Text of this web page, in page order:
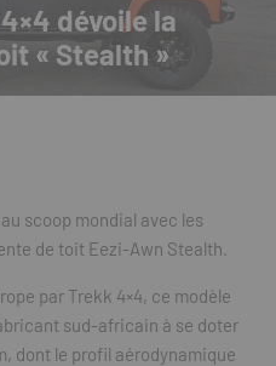
dévoile la
« Stealth »
scoop mondial avec les
de toit Eezi-Awn Stealth.
par Trekk 4×4, ce modèle
sud-africain à se doter
dont le profil aérodynamique